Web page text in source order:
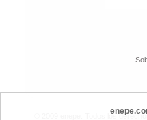
© 2009 enepe. Todos los